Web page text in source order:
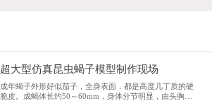
超大型仿真昆虫蝎子模型制作现场
成年蝎子外形好似茄子，全身表面，都是高度几丁质的硬
脆皮。成蝎体长约50～60mm，身体分节明显，由头胸部